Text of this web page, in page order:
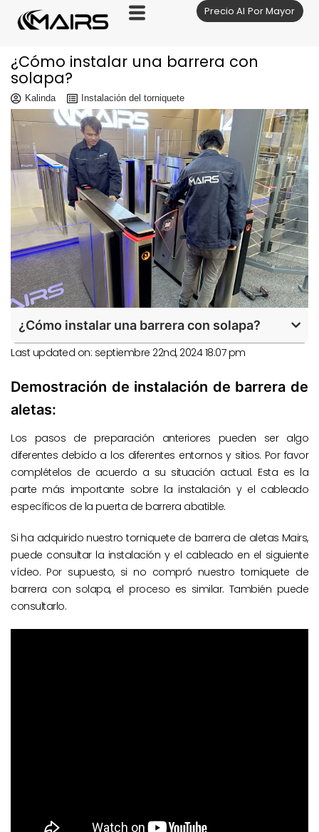
Saltar
al
Precio Al Por Mayor
¿Cómo instalar una barrera con
solapa?
Kalinda Instalación del torniquete
¿Cómo instalar una barrera con solapa?
Last updated on: septiembre 22nd, 2024 18:07 pm
Demostración de instalación de barrera de
aletas:
Los pasos de preparación anteriores pueden ser algo
diferentes debido a los diferentes entornos y sitios. Por favor
complételos de acuerdo a su situación actual. Esta es la
parte más importante sobre la instalación y el cableado
específicos de la puerta de barrera abatible.
Si ha adquirido nuestro torniquete de barrera de aletas Mairs,
puede consultar la instalación y el cableado en el siguiente
vídeo. Por supuesto, si no compró nuestro torniquete de
barrera con solapa, el proceso es similar. También puede
consultarlo.